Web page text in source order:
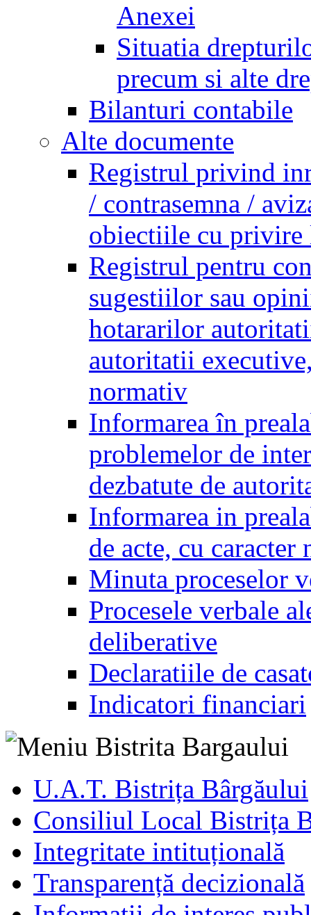
Anexei
Situatia
precum si alte
Bilanturi contabile
Alte documente
Registrul privind
/ contrasemna /
obiectiile cu privire
Registrul pentru
sugestiilor sau
hotararilor
autoritatii
normativ
Informarea în
problemelor de
dezbatute de
Informarea in
de acte, cu caracter
Minuta proceselor
Procesele verbale
deliberative
Declaratiile de
Indicatori financiari
U.A.T. Bistrița Bârgăului
Consiliul Local Bistrița
Integritate intituțională
Transparență decizională